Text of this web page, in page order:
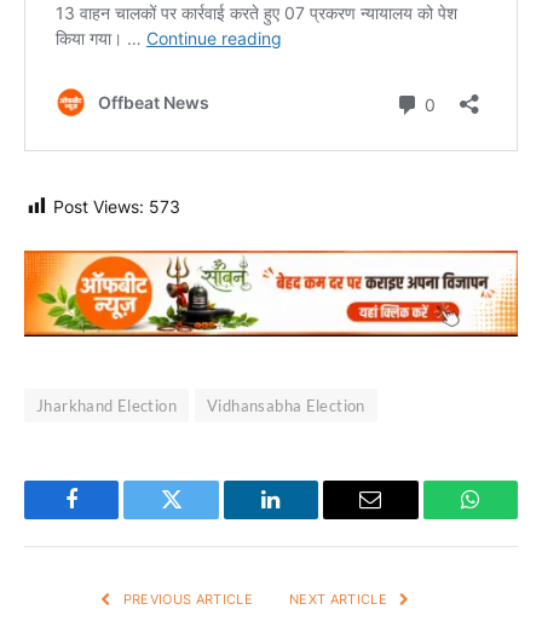
Post Views: 573
Jharkhand Election Vidhansabha Election
Facebook Twitter LinkedIn Email
PREVIOUS ARTICLE NEXT ARTICLE